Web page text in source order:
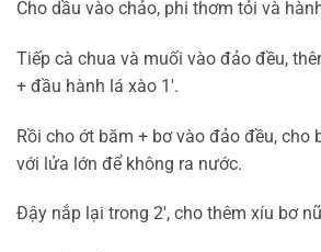
Cho dầu vào chảo, phi thơm tỏi và
Tiếp cà chua và muối vào đảo đều,
+ đầu hành lá xào 1′.
Rồi cho ớt băm + bơ vào đảo đều, cho
với lửa lớn để không ra nước.
Đậy nắp lại trong 2′, cho thêm xíu bơ